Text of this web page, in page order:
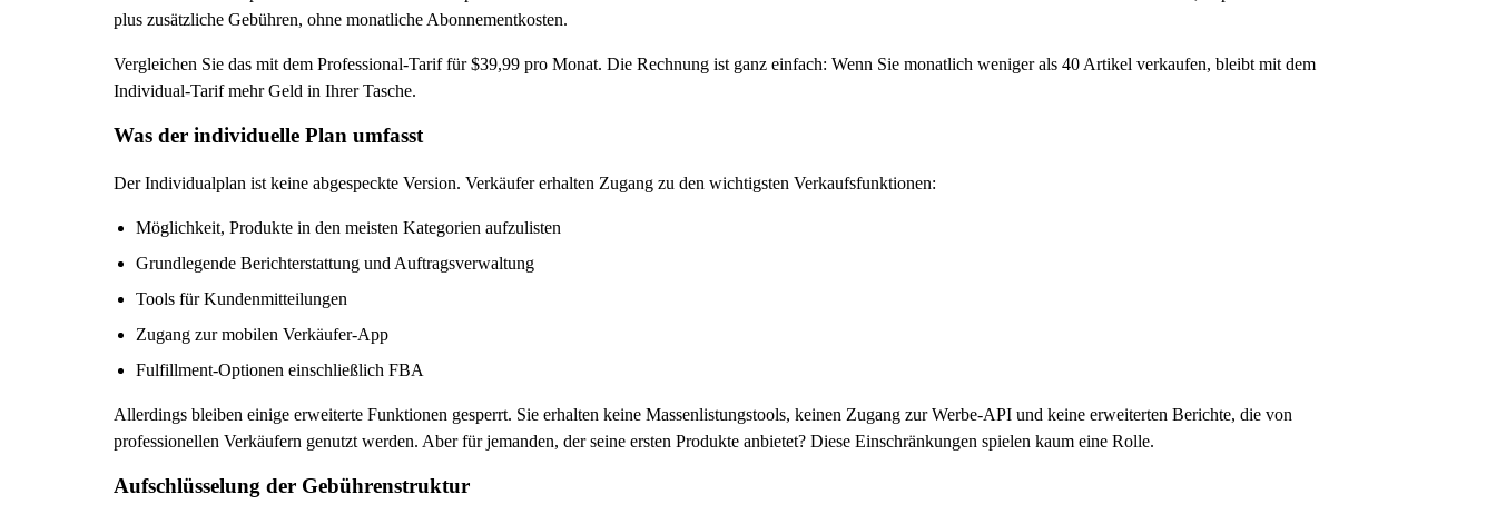
plus zusätzliche Gebühren, ohne monatliche Abonnementkosten.
Vergleichen Sie das mit dem Professional-Tarif für $39,99 pro Monat. Die Rechnung ist ganz einfach: Wenn Sie monatlich weniger als 40 Artikel verkaufen, bleibt mit dem
Individual-Tarif mehr Geld in Ihrer Tasche.
Was der individuelle Plan umfasst
Der Individualplan ist keine abgespeckte Version. Verkäufer erhalten Zugang zu den wichtigsten Verkaufsfunktionen:
Möglichkeit, Produkte in den meisten Kategorien aufzulisten
Grundlegende Berichterstattung und Auftragsverwaltung
Tools für Kundenmitteilungen
Zugang zur mobilen Verkäufer-App
Fulfillment-Optionen einschließlich FBA
Allerdings bleiben einige erweiterte Funktionen gesperrt. Sie erhalten keine Massenlistungstools, keinen Zugang zur Werbe-API und keine erweiterten Berichte, die von
professionellen Verkäufern genutzt werden. Aber für jemanden, der seine ersten Produkte anbietet? Diese Einschränkungen spielen kaum eine Rolle.
Aufschlüsselung der Gebührenstruktur